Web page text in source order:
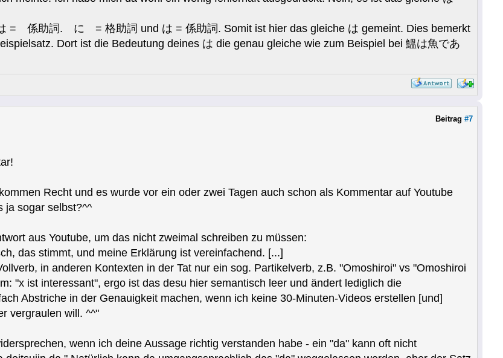
= 係助詞. に = 格助詞 und は = 係助詞. Somit ist hier das gleiche は gemeint. Dies bemerkt
Dort ist die Bedeutung deines は die genau gleiche wie zum Beispiel bei 鰮は魚であ
Beitrag #7
Recht und es wurde vor ein oder zwei Tagen auch schon als Kommentar auf Youtube
ja sogar selbst?^^
aus Youtube, um das nicht zweimal schreiben zu müssen:
das stimmt, und meine Erklärung ist vereinfachend. [...]
in anderen Kontexten in der Tat nur ein sog. Partikelverb, z.B. "Omoshiroi" vs "Omoshiroi
"x ist interessant", ergo ist das desu hier semantisch leer und ändert lediglich die
Abstriche in der Genauigkeit machen, wenn ich keine 30-Minuten-Videos erstellen [und]
vergraulen will. ^^"
wenn ich deine Aussage richtig verstanden habe - ein "da" kann oft nicht